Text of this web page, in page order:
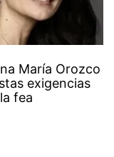
María Orozco
exigencias
fea